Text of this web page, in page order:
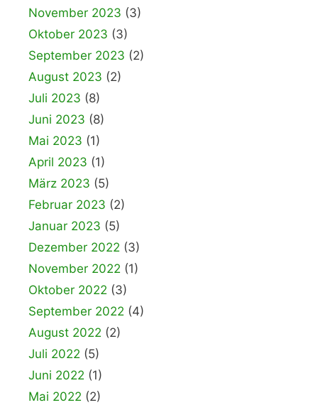
November 2023 (3)
Oktober 2023 (3)
September 2023 (2)
August 2023 (2)
Juli 2023 (8)
Juni 2023 (8)
Mai 2023 (1)
April 2023 (1)
März 2023 (5)
Februar 2023 (2)
Januar 2023 (5)
Dezember 2022 (3)
November 2022 (1)
Oktober 2022 (3)
September 2022 (4)
August 2022 (2)
Juli 2022 (5)
Juni 2022 (1)
Mai 2022 (2)